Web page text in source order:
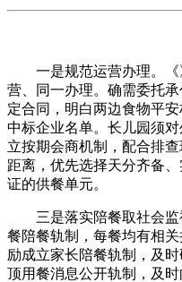
一是规范运营办理。《
营、同一办理。确需委托
定合同，明白两边食物平
中标企业名单。长儿园须
立按期会商机制，配合排
距离，优先选择天分齐备
证的供餐单元。
三是落实陪餐取社会监
餐陪餐轨制，每餐均有相
励成立家长陪餐轨制，及
顶用餐消息公开轨制，及